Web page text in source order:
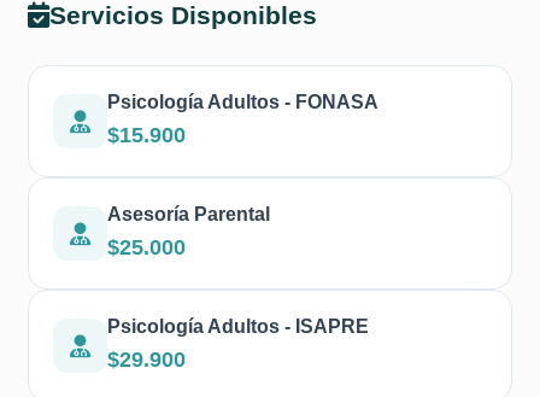
Servicios Disponibles
Psicología Adultos - FONASA
$15.900
Asesoría Parental
$25.000
Psicología Adultos - ISAPRE
$29.900